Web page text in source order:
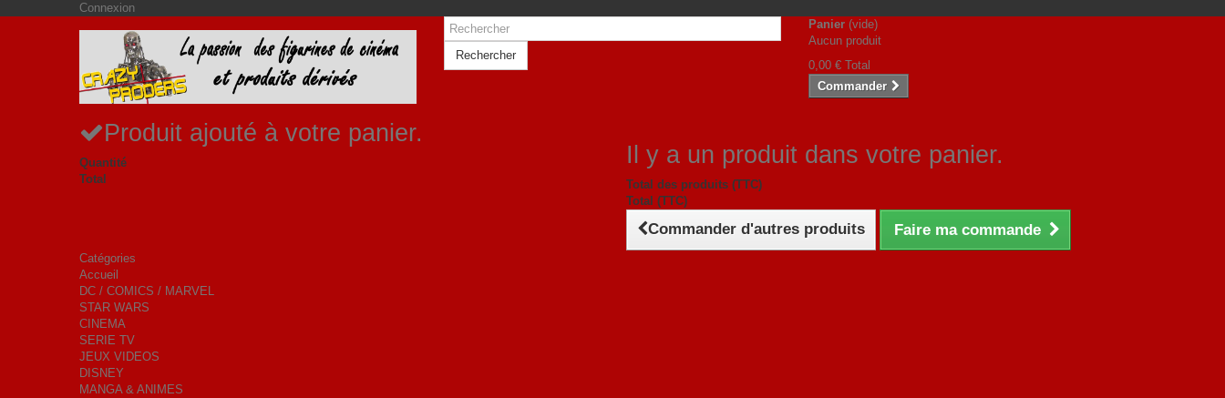
Connexion
Rechercher
Panier (vide)
Aucun produit
0,00 € Total
Commander
Produit ajouté à votre panier.
Quantité
Total
Il y a un produit dans votre panier.
Total des produits (TTC)
Total (TTC)
Commander d'autres produits Faire ma commande
Catégories
Accueil
DC / COMICS / MARVEL
STAR WARS
CINEMA
SERIE TV
JEUX VIDEOS
DISNEY
MANGA & ANIMES